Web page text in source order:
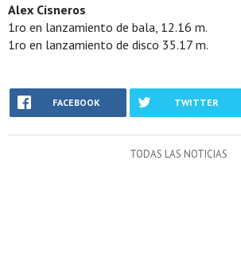
Alex Cisneros
1ro en lanzamiento de bala, 12.16 m.
1ro en lanzamiento de disco 35.17 m.
FACEBOOK TWITTER
TODAS LAS NOTICIAS